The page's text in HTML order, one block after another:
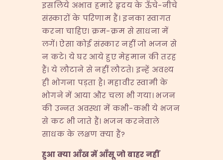
इसलिये अभाव हमारे हृदय के ऊँचे-नीचे
संस्कारों के परिणाम हैं। इनका स्वागत
करना चाहिए। क्रम-क्रम से साधना में
लगें। ऐसा कोई संस्कार नहीं जो भजन से
न कटे। ये घर आये हुए मेहमान की तरह
हैं। ये लौटाने से नहीं लौटते। इन्हें अवश्य
ही भोगना पड़ता है। महावीर स्वामी के
भोगने में आया और चला भी गया। भजन
की उन्नत अवस्था में कभी-कभी ये भजन
से कट भी जाते हैं। भजन करनेवाले
साधक के लक्षण क्या हैं?
हुआ क्या आँख में आँसू जो बाहर नहीं